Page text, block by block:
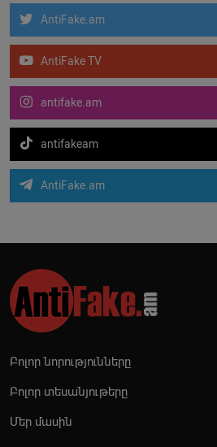
AntiFake.am
AntiFake TV
antifake.am
antifakeam
AntiFake.am
Բոլոր նորությունները
Բոլոր տեսանյութերը
Մեր մասին